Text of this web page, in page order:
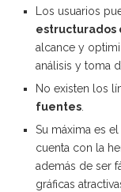
Los usuarios
estructurados
alcance y
análisis y toma
No existen los
fuentes
Su máxima es el
cuenta con la
además de ser
gráficas